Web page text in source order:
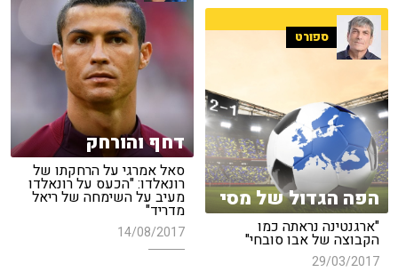
דחף והורחק
סאל אמרגי על הרחקתו של
רונאלדו: "הכעס על רונאלדו
מעיב על השימחה של ריאל
מדריד"
14/08/2017
ספורט
הפה הגדול של מסי
"ארגנטינה נראתה כמו
הקבוצה של אבו סובחי"
29/03/2017